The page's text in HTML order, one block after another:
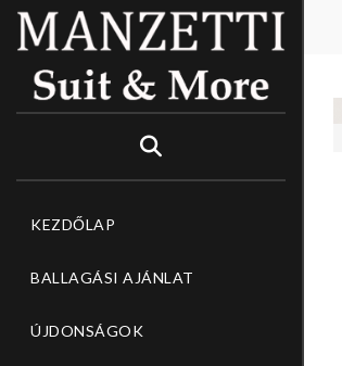
CART CLOSE
Nincsenek termékek a kosárban.
KEZDŐLAP
BALLAGÁSI AJÁNLAT
ÚJDONSÁGOK